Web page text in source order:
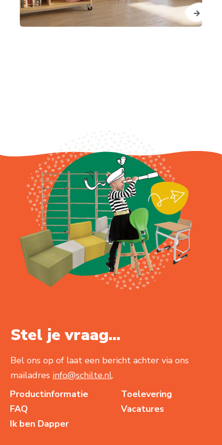
Stel je vraag...
Bel ons op of laat een bericht achter via ons
mailadres info@schilte.nl.
Productinformatie
Toelevering
FAQ
Vacatures
Ik ben Dapper